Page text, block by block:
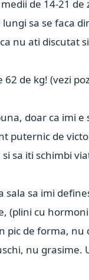
de 14-21 de
sa se faca
nu ati discutat
de kg! (vezi
doar ca imi
puternic de
sa iti schimbi
sala sa imi
(plini cu
pic de forma,
nu grasime.